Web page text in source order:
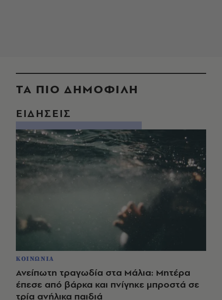
ΤΑ ΠΙΟ ΔΗΜΟΦΙΛΗ
ΕΙΔΗΣΕΙΣ
ΚΟΙΝΩΝΙΑ
Ανείπωτη τραγωδία στα Μάλια: Μητέρα
έπεσε από βάρκα και πνίγηκε μπροστά σε
τρία ανήλικα παιδιά